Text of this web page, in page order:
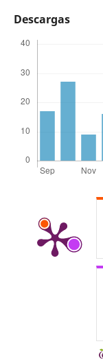
Descargas